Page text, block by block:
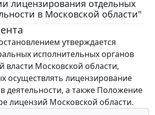
лицензирования отдельных
в Московской области"
утверждается
исполнительных органов
власти Московской области,
осуществлять лицензирование
деятельности, а также Положение
лицензий Московской области.